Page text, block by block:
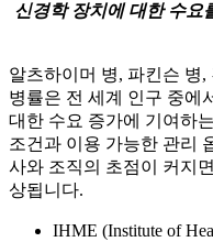
신경학 장치에 대한 수요
알츠하이머 병, 파킨슨 병
병률은 전 세계 인구 중에
대한 수요 증가에 기여하
조건과 이용 가능한 관리
사와 조직의 초점이 커지
상됩니다.
IHME (Institute of